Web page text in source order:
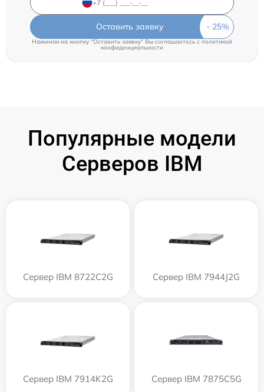
Оставить заявку
Нажимая на кнопку "Оставить заявку" Вы соглашаетесь c политикой
конфиденциальности
Популярные модели
Серверов IBM
Сервер IBM 8722C2G Сервер IBM 7944J2G
Сервер IBM 7914K2G Сервер IBM 7875C5G